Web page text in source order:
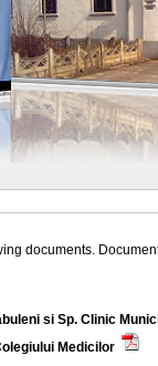
documents.
si Sp. Clinic
Medicilor